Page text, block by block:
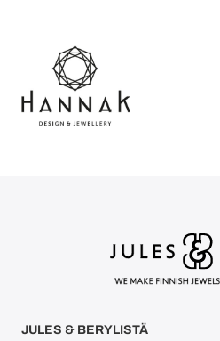
JULES & BERYLISTÄ